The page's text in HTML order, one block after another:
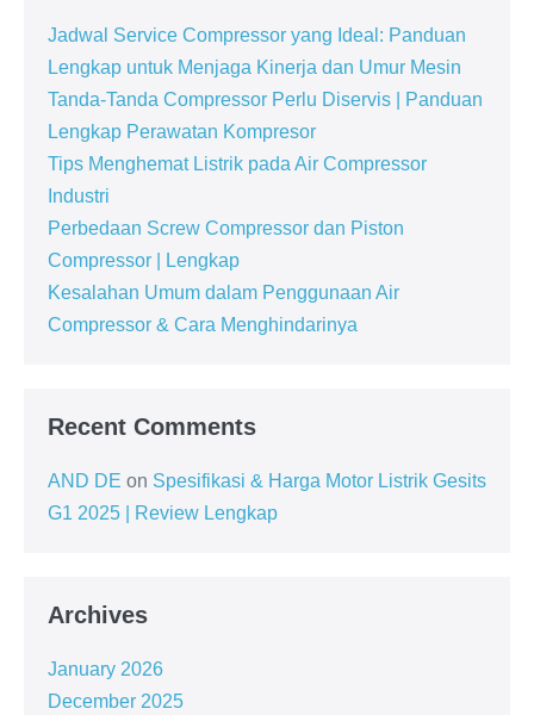
Jadwal Service Compressor yang Ideal: Panduan
Lengkap untuk Menjaga Kinerja dan Umur Mesin
Tanda-Tanda Compressor Perlu Diservis | Panduan
Lengkap Perawatan Kompresor
Tips Menghemat Listrik pada Air Compressor
Industri
Perbedaan Screw Compressor dan Piston
Compressor | Lengkap
Kesalahan Umum dalam Penggunaan Air
Compressor & Cara Menghindarinya
Recent Comments
AND DE on Spesifikasi & Harga Motor Listrik Gesits
G1 2025 | Review Lengkap
Archives
January 2026
December 2025